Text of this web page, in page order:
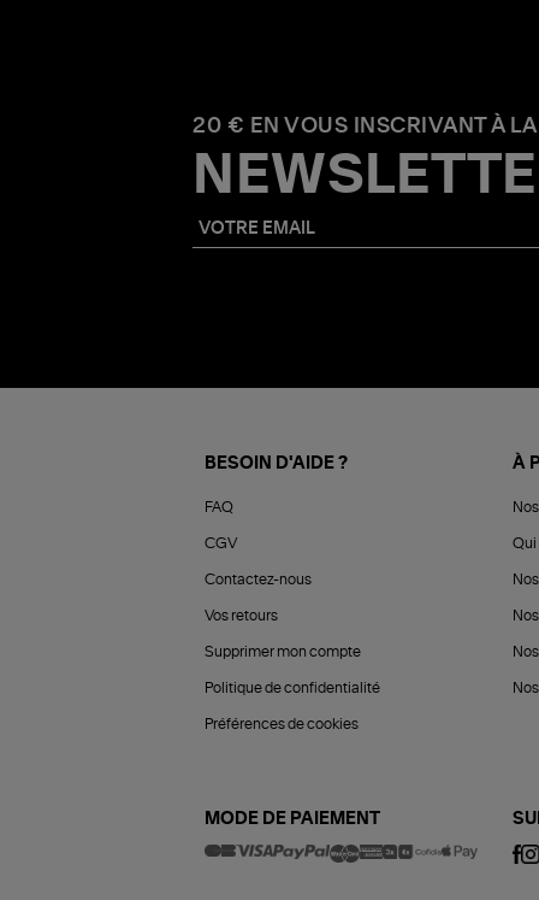
20 € EN VOUS INSCRIVANT À LA
BESOIN D'AIDE ?
FAQ
CGV
Contactez-nous
Vos retours
Supprimer mon compte
Politique de confidentialité
Préférences de cookies
À
Qui
MODE DE PAIEMENT